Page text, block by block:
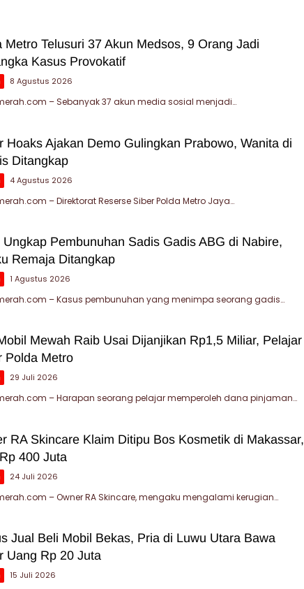
Metro Telusuri 37 Akun Medsos, 9 Orang Jadi
Kasus Provokatif
8 Agustus 2026
– Sebanyak 37 akun media sosial menjadi…
Hoaks Ajakan Demo Gulingkan Prabowo, Wanita di
Ditangkap
4 Agustus 2026
– Direktorat Reserse Siber Polda Metro Jaya…
Ungkap Pembunuhan Sadis Gadis ABG di Nabire,
Remaja Ditangkap
1 Agustus 2026
– Kasus pembunuhan yang menimpa seorang gadis…
Mewah Raib Usai Dijanjikan Rp1,5 Miliar, Pelajar
Polda Metro
29 Juli 2026
– Harapan seorang pelajar memperoleh dana pinjaman…
RA Skincare Klaim Ditipu Bos Kosmetik di Makassar,
400 Juta
24 Juli 2026
– Owner RA Skincare, mengaku mengalami kerugian…
Jual Beli Mobil Bekas, Pria di Luwu Utara Bawa
Uang Rp 20 Juta
15 Juli 2026